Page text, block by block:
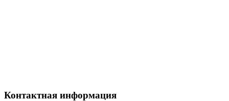
Контактная информация